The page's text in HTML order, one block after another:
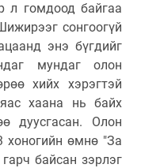
л гомдоод байгаа
сонгоогүй
энэ бүгдийг
мундаг олон
хийх хэрэгтэй
хаана нь байх
дуусгасан. Олон
хоногийн өмнө "За
байсан зэрлэг